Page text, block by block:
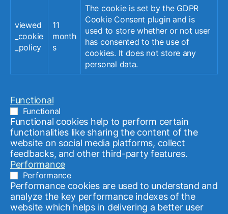
Wupperufer (7) Wupper(7)
Sport(7)
Umfeldgestaltung(7) Nordpark (7)
Klettergarten
JMDiQ (7) Gestalten
DER SAND
Weihnachtszauber
Wegeverbindung Schwarzbach Langobarden Straße
Kinderbeteiligung(6) Eröffnung(6) Tanz (6)
klettern(6) Erschließung(6)
Wichlinghauser Markt
Bürgerverein Langerfeld(6)
Grünflächen und Forsten(6) Basketball(6)
Berliner Plätzchen(6) Oberbürgermeister(6)
viewed
_cookie
_policy
11
month
s
The cookie is set by the GDPR
Cookie Consent plugin and is
used to store whether or not user
has consented to the use of
cookies. It does not store any
personal data.
Functional
Functional
Functional cookies help to perform certain
functionalities like sharing the content of the
website on social media platforms, collect
feedbacks, and other third-party features.
Performance
Performance
Performance cookies are used to understand and
analyze the key performance indexes of the
website which helps in delivering a better user